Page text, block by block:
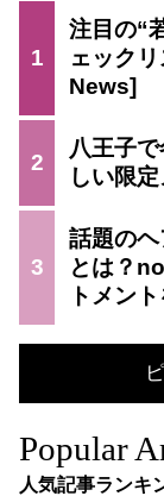
1
注目の“
ェック
2
八王子
しい限
3
話題のヘ
とは？
トメン
Popular
人気記事ランキ